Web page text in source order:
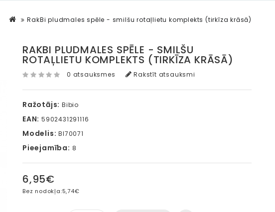
RakBi pludmales spēle - smilšu rotaļlietu komplekts (tirkīza krāsā)
RAKBI PLUDMALES SPĒLE - SMILŠU
ROTAĻLIETU KOMPLEKTS (TIRKĪZA KRĀSĀ)
0 atsauksmes Rakstīt atsauksmi
Ražotājs: Bibio
EAN: 5902431291116
Modelis: BI70071
Pieejamība: 8
6,95€
Bez nodokļa:5,74€